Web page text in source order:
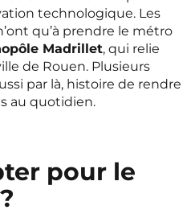
Vichy
Villeneuve-d'Ascq
technologique. Les
qu’à prendre le métro
Madrillet, qui relie
de Rouen. Plusieurs
par là, histoire de rendre
au quotidien.
pour le